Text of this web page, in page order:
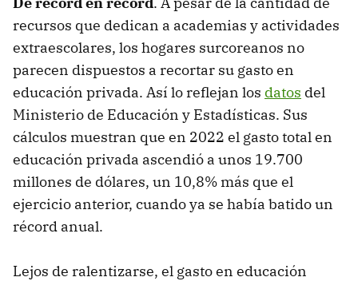
recursos que dedican a academias y actividades
extraescolares, los hogares surcoreanos no
parecen dispuestos a recortar su gasto en
educación privada. Así lo reflejan los datos del
Ministerio de Educación y Estadísticas. Sus
cálculos muestran que en 2022 el gasto total en
educación privada ascendió a unos 19.700
millones de dólares, un 10,8% más que el
ejercicio anterior, cuando ya se había batido un
récord anual.
Lejos de ralentizarse, el gasto en educación